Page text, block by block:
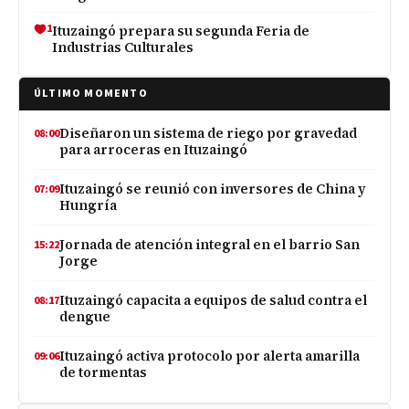
1Ituzaingó prepara su segunda Feria de
Industrias Culturales
ÚLTIMO MOMENTO
08:00Diseñaron un sistema de riego por gravedad
para arroceras en Ituzaingó
07:09Ituzaingó se reunió con inversores de China y
Hungría
15:22Jornada de atención integral en el barrio San
Jorge
08:17Ituzaingó capacita a equipos de salud contra el
dengue
09:06Ituzaingó activa protocolo por alerta amarilla
de tormentas